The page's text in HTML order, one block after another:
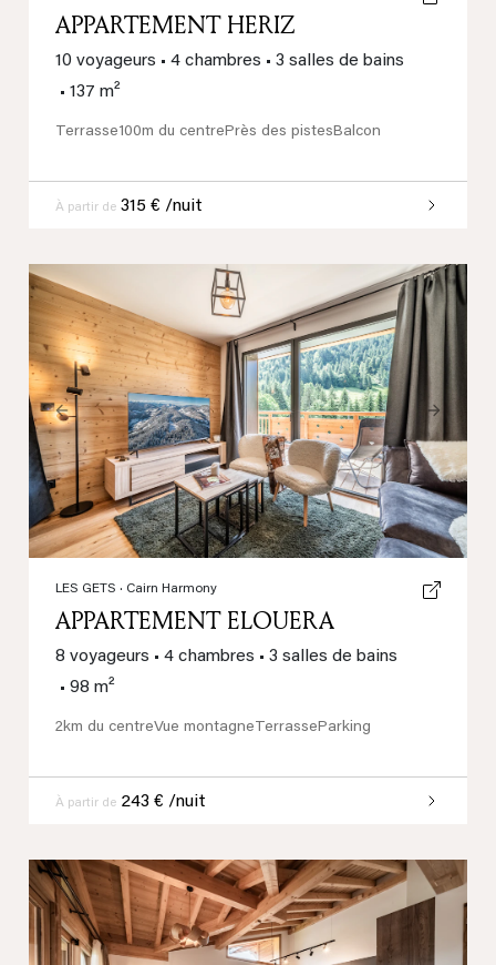
Previous Next
LES GETS · Cairn Harmony
APPARTEMENT ELOUERA
8 voyageurs • 4 chambres • 3 salles de bains
• 98 m²
2km du centreVue montagneTerrasse Parking
À partir de 243 € /nuit
APPARTEMENT HERIZ
10 voyageurs • 4 chambres • 3 salles de bains
• 137 m²
Terrasse100m du centrePrès des pistesBalcon
À partir de 315 € /nuit